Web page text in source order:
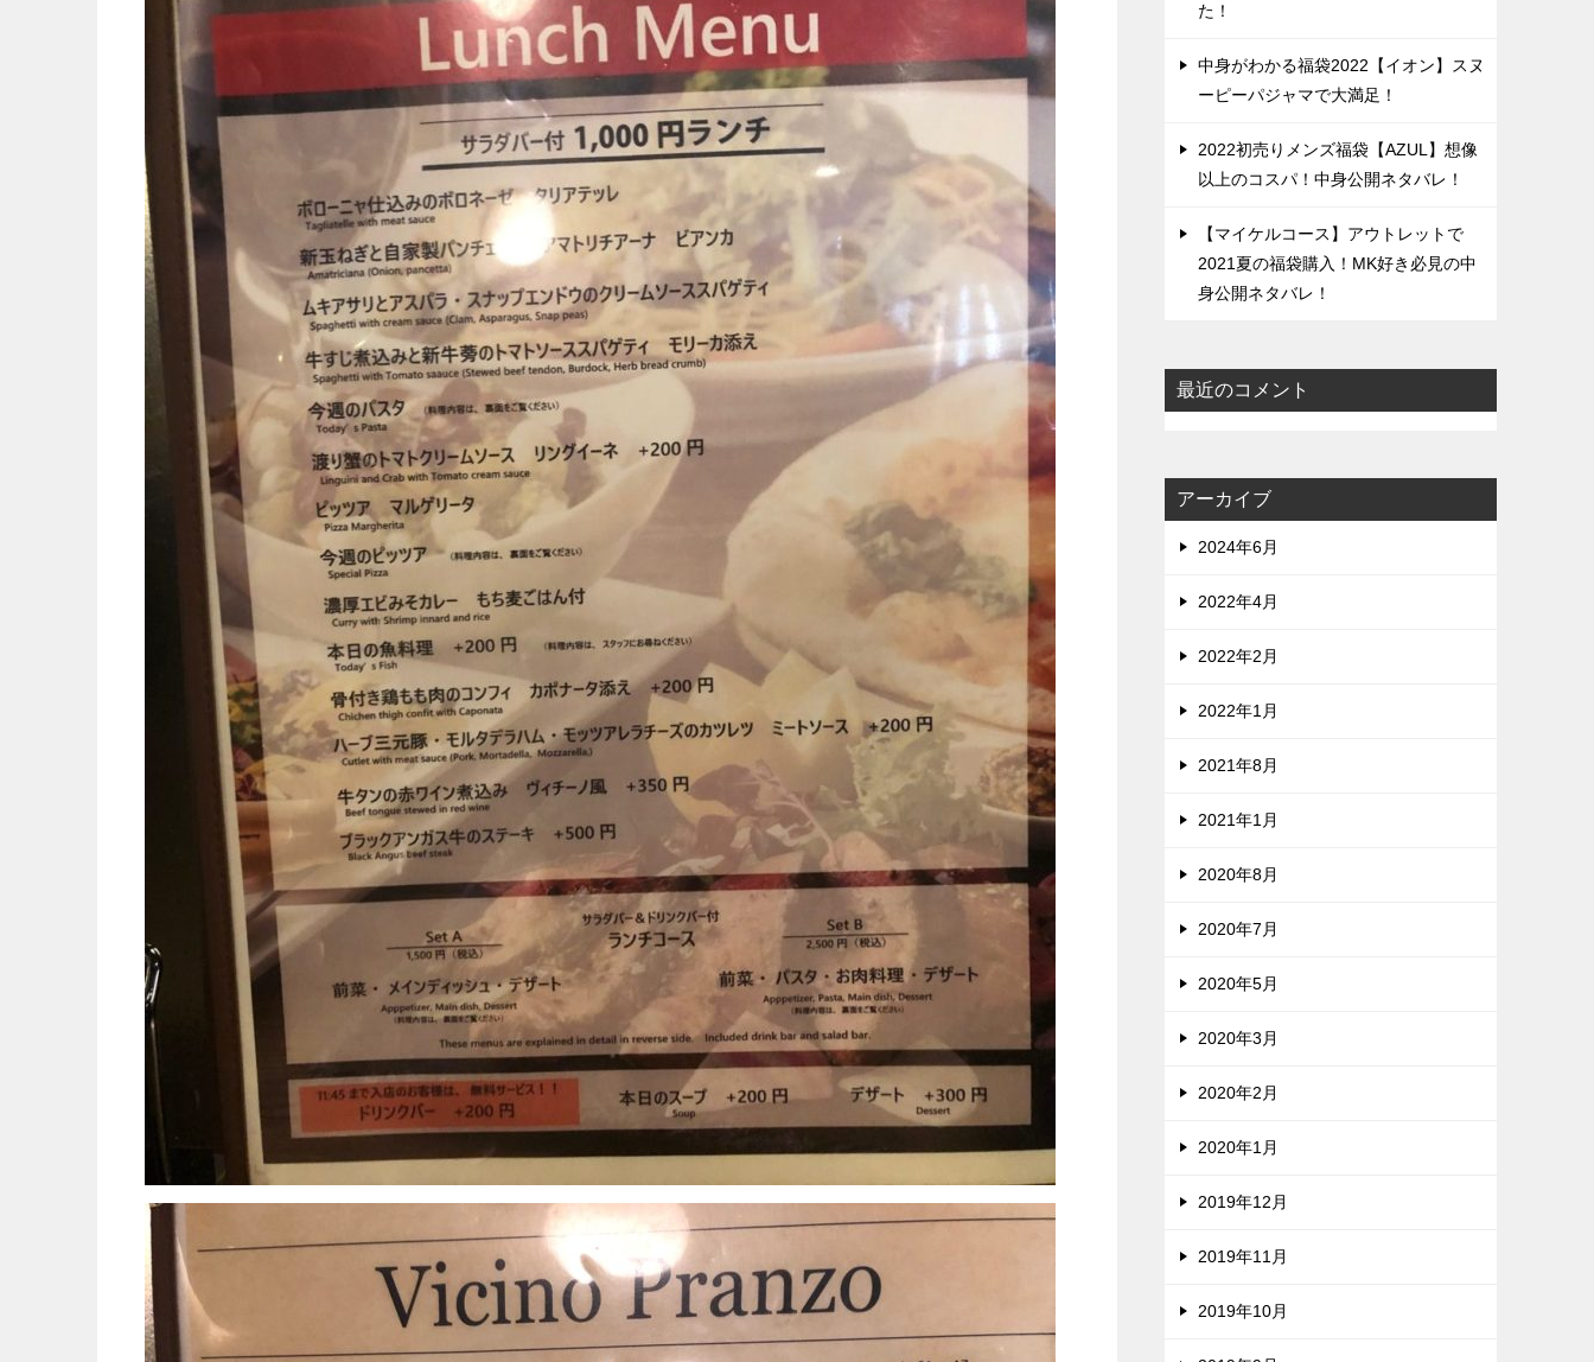
た！
中身がわかる福袋2022【イオン】スヌ
ーピーパジャマで大満足！
2022初売りメンズ福袋【AZUL】想像
以上のコスパ！中身公開ネタバレ！
【マイケルコース】アウトレットで
2021夏の福袋購入！MK好き必見の中
身公開ネタバレ！
最近のコメント
アーカイブ
2024年6月
2022年4月
2022年2月
2022年1月
2021年8月
2021年1月
2020年8月
2020年7月
2020年5月
2020年3月
2020年2月
2020年1月
2019年12月
2019年11月
2019年10月